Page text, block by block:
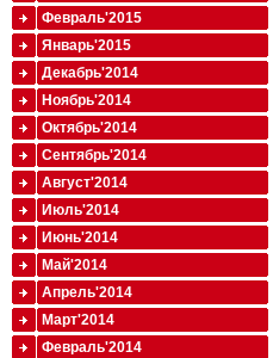
Февраль'2015
Январь'2015
Декабрь'2014
Ноябрь'2014
Октябрь'2014
Сентябрь'2014
Август'2014
Июль'2014
Июнь'2014
Май'2014
Апрель'2014
Март'2014
Февраль'2014